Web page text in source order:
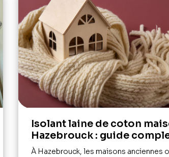
Isolant laine de coton
Hazebrouck : guide
À Hazebrouck, les maisons anciennes